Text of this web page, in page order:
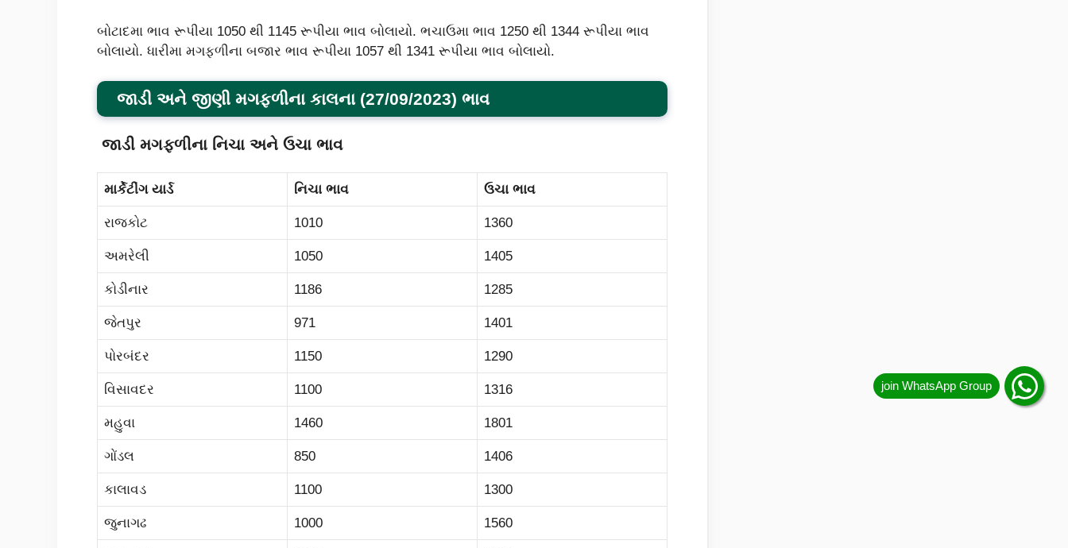
બોટાદમા ભાવ રૂપીયા 1050 થી 1145 રૂપીયા ભાવ બોલાયો. ભચાઉમા ભાવ 1250 થી 1344 રૂપીયા ભાવ
બોલાયો. ધારીમા મગફળીના બજાર ભાવ રૂપીયા 1057 થી 1341 રૂપીયા ભાવ બોલાયો.
જાડી અને જીણી મગફળીના કાલના (27/09/2023) ભાવ
જાડી મગફળીના નિચા અને ઉચા ભાવ
માર્કેટીંગ યાર્ડ નિચા ભાવ ઉચા ભાવ
રાજકોટ 1010 1360
અમરેલી 1050 1405
કોડીનાર 1186 1285
જેતપુર 971 1401
પોરબંદર 1150 1290
વિસાવદર 1100 1316
મહુવા 1460 1801
ગોંડલ 850 1406
કાલાવડ 1100 1300
જુનાગઢ 1000 1560